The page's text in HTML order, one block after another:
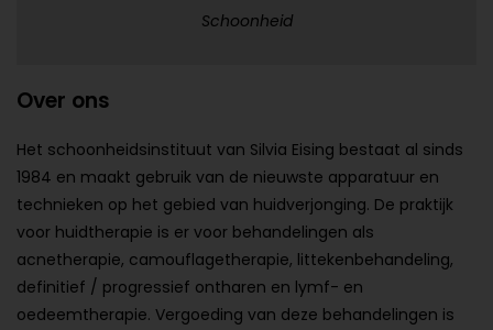
Schoonheid
Over ons
Het schoonheidsinstituut van Silvia Eising bestaat al sinds
1984 en maakt gebruik van de nieuwste apparatuur en
technieken op het gebied van huidverjonging. De praktijk
voor huidtherapie is er voor behandelingen als
acnetherapie, camouflagetherapie, littekenbehandeling,
definitief / progressief ontharen en lymf- en
oedeemtherapie. Vergoeding van deze behandelingen is